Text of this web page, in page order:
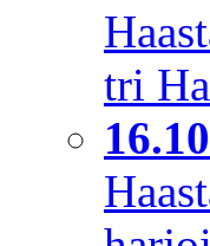
tri